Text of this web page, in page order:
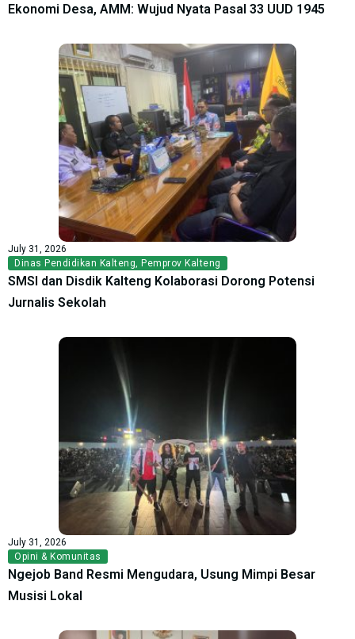
Ekonomi Desa, AMM: Wujud Nyata Pasal 33 UUD 1945
July 31, 2026
Dinas Pendidikan Kalteng, Pemprov Kalteng
SMSI dan Disdik Kalteng Kolaborasi Dorong Potensi
Jurnalis Sekolah
July 31, 2026
Opini & Komunitas
Ngejob Band Resmi Mengudara, Usung Mimpi Besar
Musisi Lokal